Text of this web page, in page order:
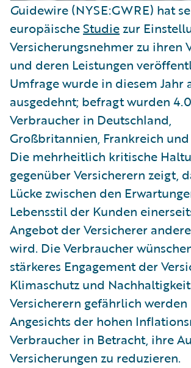
Guidewire (NYSE:GWRE) hat
europäischeStudiezur
Versicherungsnehmer zu ihren
und deren Leistungen
Umfrage wurde in diesem Jahr
ausgedehnt; befragt wurden
Verbraucher in Deutschland,
Großbritannien, Frankreich
Die mehrheitlich kritische
gegenüber Versicherern zeigt,
Lücke zwischen den
Lebensstil der Kunden
Angebot der Versicherer
wird. Die Verbraucher
stärkeres Engagement der
Klimaschutz und
Versicherern gefährlich werden
Angesichts der hohen
Verbraucher in Betracht, ihre
Versicherungen zu reduzieren.